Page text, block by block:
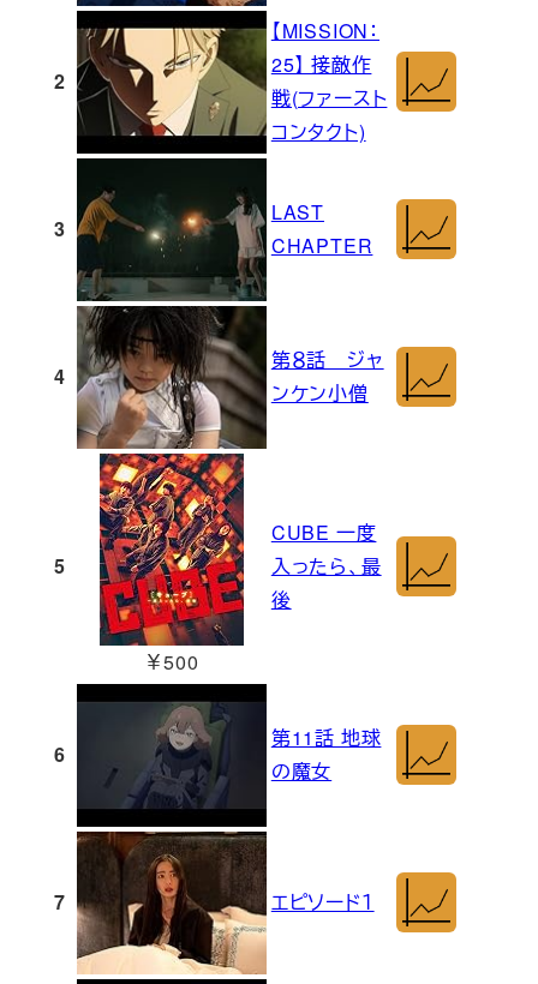
2
【MISSION：
25】 接敵作
戦(ファースト
コンタクト)
3
LAST
CHAPTER
4
第８話 ジャ
ンケン小僧
5
￥500
CUBE 一度
入ったら、最
後
6
第11話 地球
の魔女
7 エピソード１